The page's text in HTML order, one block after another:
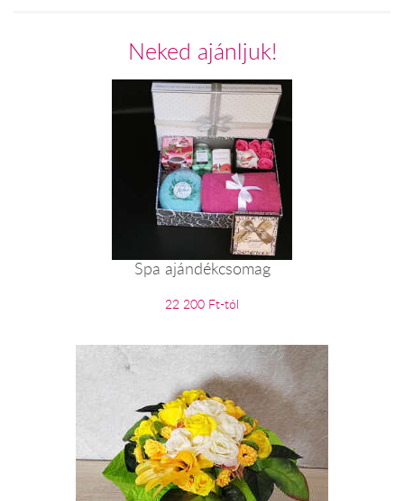
Neked ajánljuk!
Spa ajándékcsomag
22 200 Ft-tól